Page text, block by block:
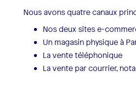
Nous avons quatre canaux
Nos deux sites e-
Un magasin physique à
La vente téléphonique
La vente par courrier,